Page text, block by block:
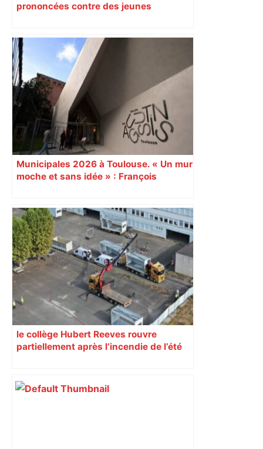
prononcées contre des jeunes
Municipales 2026 à Toulouse. « Un mur
moche et sans idée » : François
Augustins
le collège Hubert Reeves rouvre
partiellement après l’incendie de l’été